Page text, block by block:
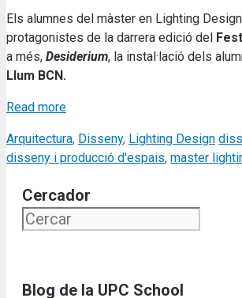
Els alumnes del màster en Lighting
protagonistes de la darrera edició del
a més, Desiderium, la instal·lació dels
Llum BCN.
Read more
Categories
Arquitectura, Disseny, Lighting Design
disseny i producció d'espais, master
Cercador
Blog de la UPC School